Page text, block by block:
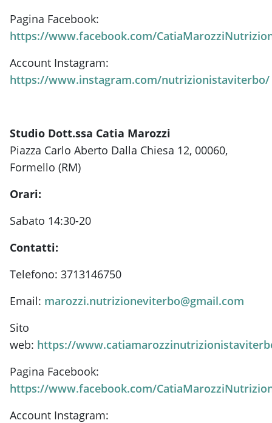
Pagina Facebook:
https://www.facebook.com/
Account Instagram:
https://www.instagram.com/nutrizionistaviterbo/
Studio Dott.ssa Catia Marozzi
Piazza Carlo Aberto Dalla Chiesa 12, 00060,
Formello (RM)
Orari:
Sabato 14:30-20
Contatti:
Telefono: 3713146750
Email: marozzi.nutrizioneviterbo@gmail.com
Sito
web: https://
Pagina Facebook:
https://www.facebook.com/
Account Instagram: